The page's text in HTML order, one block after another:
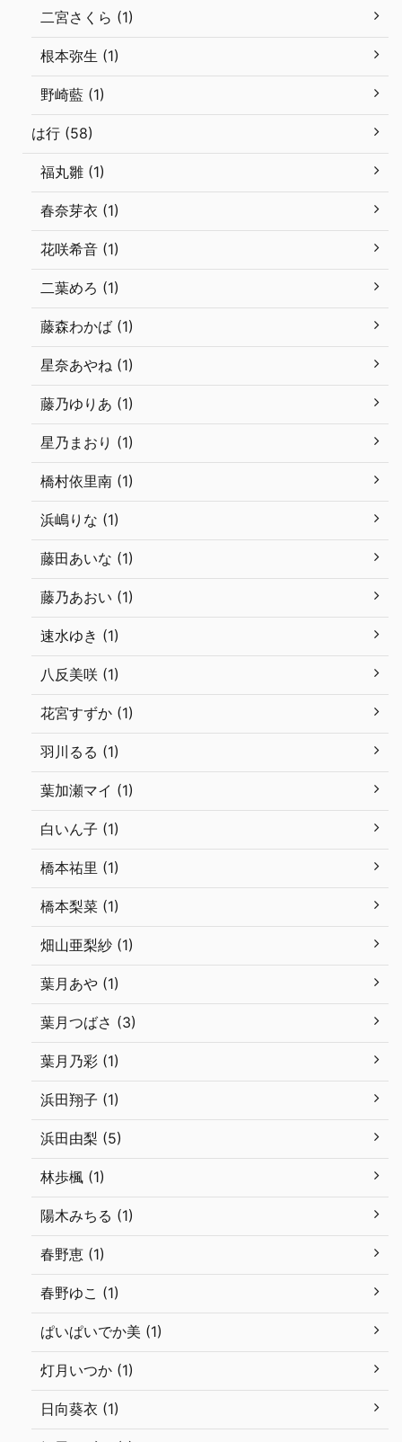
二宮さくら (1)
根本弥生 (1)
野崎藍 (1)
は行 (58)
福丸雛 (1)
春奈芽衣 (1)
花咲希音 (1)
二葉めろ (1)
藤森わかば (1)
星奈あやね (1)
藤乃ゆりあ (1)
星乃まおり (1)
橋村依里南 (1)
浜嶋りな (1)
藤田あいな (1)
藤乃あおい (1)
速水ゆき (1)
八反美咲 (1)
花宮すずか (1)
羽川るる (1)
葉加瀬マイ (1)
白いん子 (1)
橋本祐里 (1)
橋本梨菜 (1)
畑山亜梨紗 (1)
葉月あや (1)
葉月つばさ (3)
葉月乃彩 (1)
浜田翔子 (1)
浜田由梨 (5)
林歩楓 (1)
陽木みちる (1)
春野恵 (1)
春野ゆこ (1)
ぱいぱいでか美 (1)
灯月いつか (1)
日向葵衣 (1)